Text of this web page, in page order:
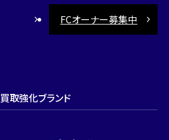
FCオーナー募集中
買取強化ブランド